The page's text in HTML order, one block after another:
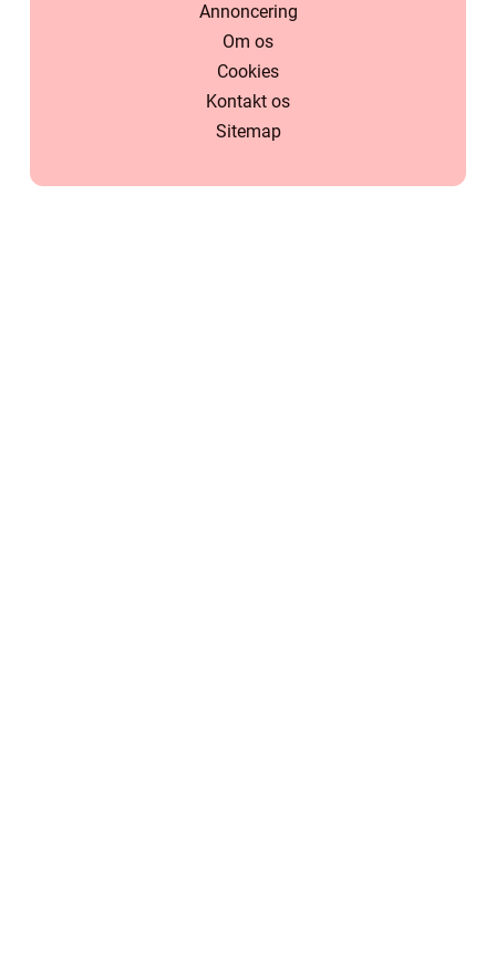
Annoncering
Om os
Cookies
Kontakt os
Sitemap